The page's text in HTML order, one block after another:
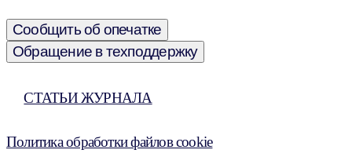
Сообщить об опечатке
Обращение в техподдержку
СТАТЬИ ЖУРНАЛА
Политика обработки файлов cookie